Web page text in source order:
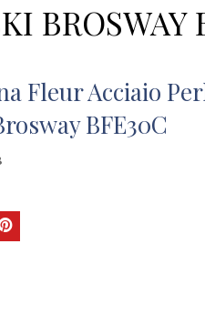
BROSWAY
Fleur Acciaio
BFE30C